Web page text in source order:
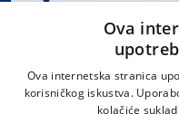
Spinčićeva 1, 21000 Split
Ova
Ova internetska stranica
korisničkog iskustva.
kolačiće